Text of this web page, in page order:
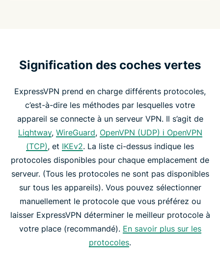
Signification des coches vertes
ExpressVPN prend en charge différents protocoles,
c’est-à-dire les méthodes par lesquelles votre
appareil se connecte à un serveur VPN. Il s’agit de
Lightway, WireGuard, OpenVPN (UDP) і OpenVPN
(TCP), et IKEv2. La liste ci-dessus indique les
protocoles disponibles pour chaque emplacement de
serveur. (Tous les protocoles ne sont pas disponibles
sur tous les appareils). Vous pouvez sélectionner
manuellement le protocole que vous préférez ou
laisser ExpressVPN déterminer le meilleur protocole à
votre place (recommandé). En savoir plus sur les
protocoles.